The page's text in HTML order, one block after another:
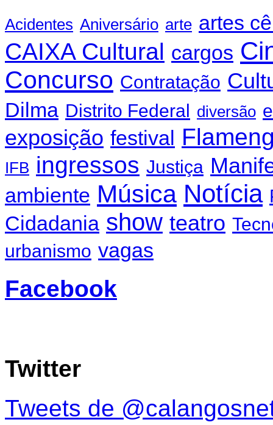
Acidentes Aniversário arte artes
CAIXA Cultural cargos
Concurso Contratação
Dilma Distrito Federal diversão
exposição festival
IFB ingressos Justiça
ambiente Música Notícia
Cidadania show teatro
urbanismo vagas
Facebook
Twitter
Tweets de